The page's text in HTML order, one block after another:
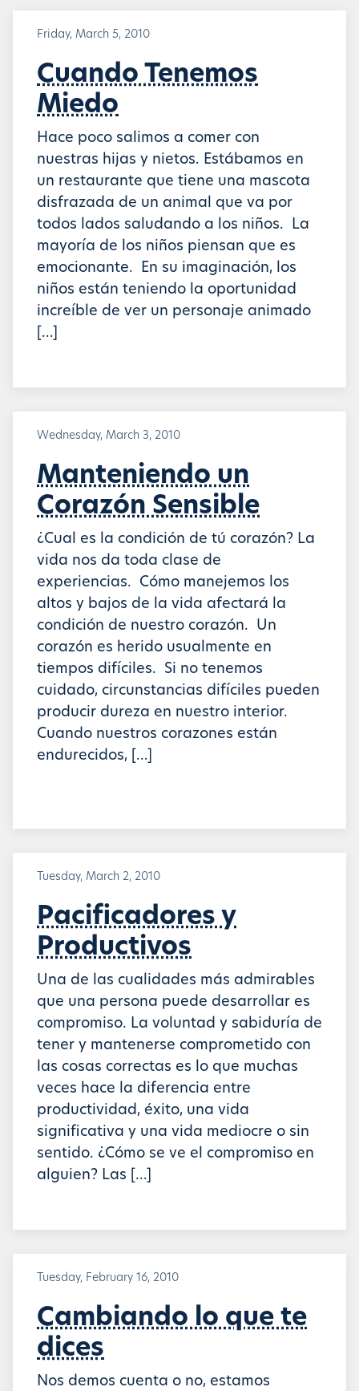
Friday, March 5, 2010
Cuando Tenemos
Miedo
Hace poco salimos a comer con
nuestras hijas y nietos. Estábamos en
un restaurante que tiene una mascota
disfrazada de un animal que va por
todos lados saludando a los niños. La
mayoría de los niños piensan que es
emocionante. En su imaginación, los
niños están teniendo la oportunidad
increíble de ver un personaje animado
[…]
Wednesday, March 3, 2010
Manteniendo un
Corazón Sensible
¿Cual es la condición de tú corazón? La
vida nos da toda clase de
experiencias. Cómo manejemos los
altos y bajos de la vida afectará la
condición de nuestro corazón. Un
corazón es herido usualmente en
tiempos difíciles. Si no tenemos
cuidado, circunstancias difíciles pueden
producir dureza en nuestro interior.
Cuando nuestros corazones están
endurecidos, […]
Tuesday, March 2, 2010
Pacificadores y
Productivos
Una de las cualidades más admirables
que una persona puede desarrollar es
compromiso. La voluntad y sabiduría de
tener y mantenerse comprometido con
las cosas correctas es lo que muchas
veces hace la diferencia entre
productividad, éxito, una vida
significativa y una vida mediocre o sin
sentido. ¿Cómo se ve el compromiso en
alguien? Las […]
Tuesday, February 16, 2010
Cambiando lo que te
dices
Nos demos cuenta o no, estamos